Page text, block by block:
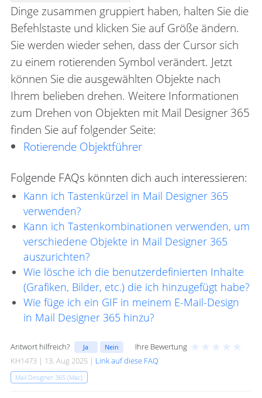
Dinge zusammen gruppiert haben, halten Sie die
Befehlstaste und klicken Sie auf Größe ändern.
Sie werden wieder sehen, dass der Cursor sich
zu einem rotierenden Symbol verändert. Jetzt
können Sie die ausgewählten Objekte nach
Ihrem belieben drehen. Weitere Informationen
zum Drehen von Objekten mit Mail Designer 365
finden Sie auf folgender Seite:
Rotierende Objektführer
Folgende FAQs könnten dich auch interessieren:
Kann ich Tastenkürzel in Mail Designer 365
verwenden?
Kann ich Tastenkombinationen verwenden, um
verschiedene Objekte in Mail Designer 365
auszurichten?
Wie lösche ich die benutzerdefinierten Inhalte
(Grafiken, Bilder, etc.) die ich hinzugefügt habe?
Wie füge ich ein GIF in meinem E-Mail-Design
in Mail Designer 365 hinzu?
Antwort hilfreich? Ja Nein Ihre Bewertung ★ ★ ★ ★ ★
KH1473 | 13. Aug 2025 | Link auf diese FAQ
Mail Designer 365 (Mac)